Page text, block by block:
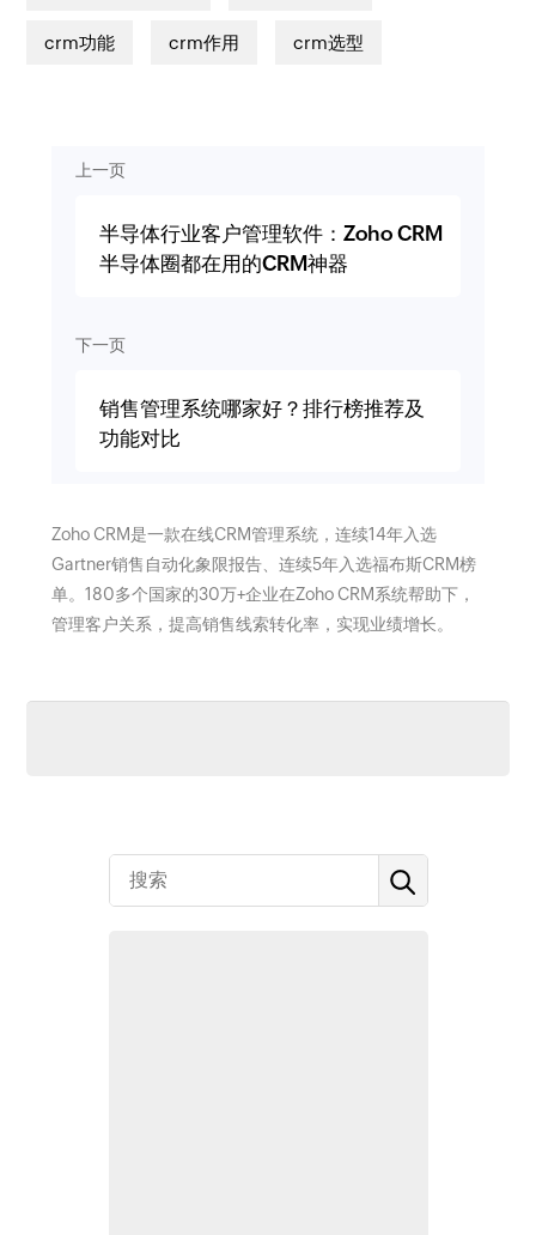
crm功能 crm作用 crm选型
上一页
半导体行业客户管理软件：Zoho CRM
半导体圈都在用的CRM神器
下一页
销售管理系统哪家好？排行榜推荐及
功能对比
Zoho CRM是一款在线CRM管理系统，连续14年入选
Gartner销售自动化象限报告、连续5年入选福布斯CRM榜
单。180多个国家的30万+企业在Zoho CRM系统帮助下，
管理客户关系，提高销售线索转化率，实现业绩增长。